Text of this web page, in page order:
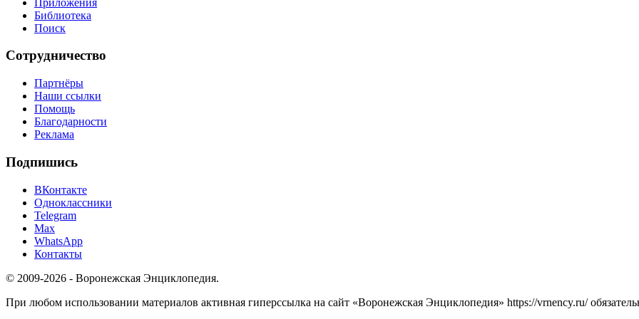
Библиотека
Поиск
Сотрудничество
Партнёры
Наши ссылки
Помощь
Благодарности
Реклама
Подпишись
ВКонтакте
Одноклассники
Telegram
Max
WhatsApp
Контакты
© 2009-2026 - Воронежская Энциклопедия.
При любом использовании материалов активная гиперссылка на сайт «Воронежская Энциклопедия» https://vrnency.ru/